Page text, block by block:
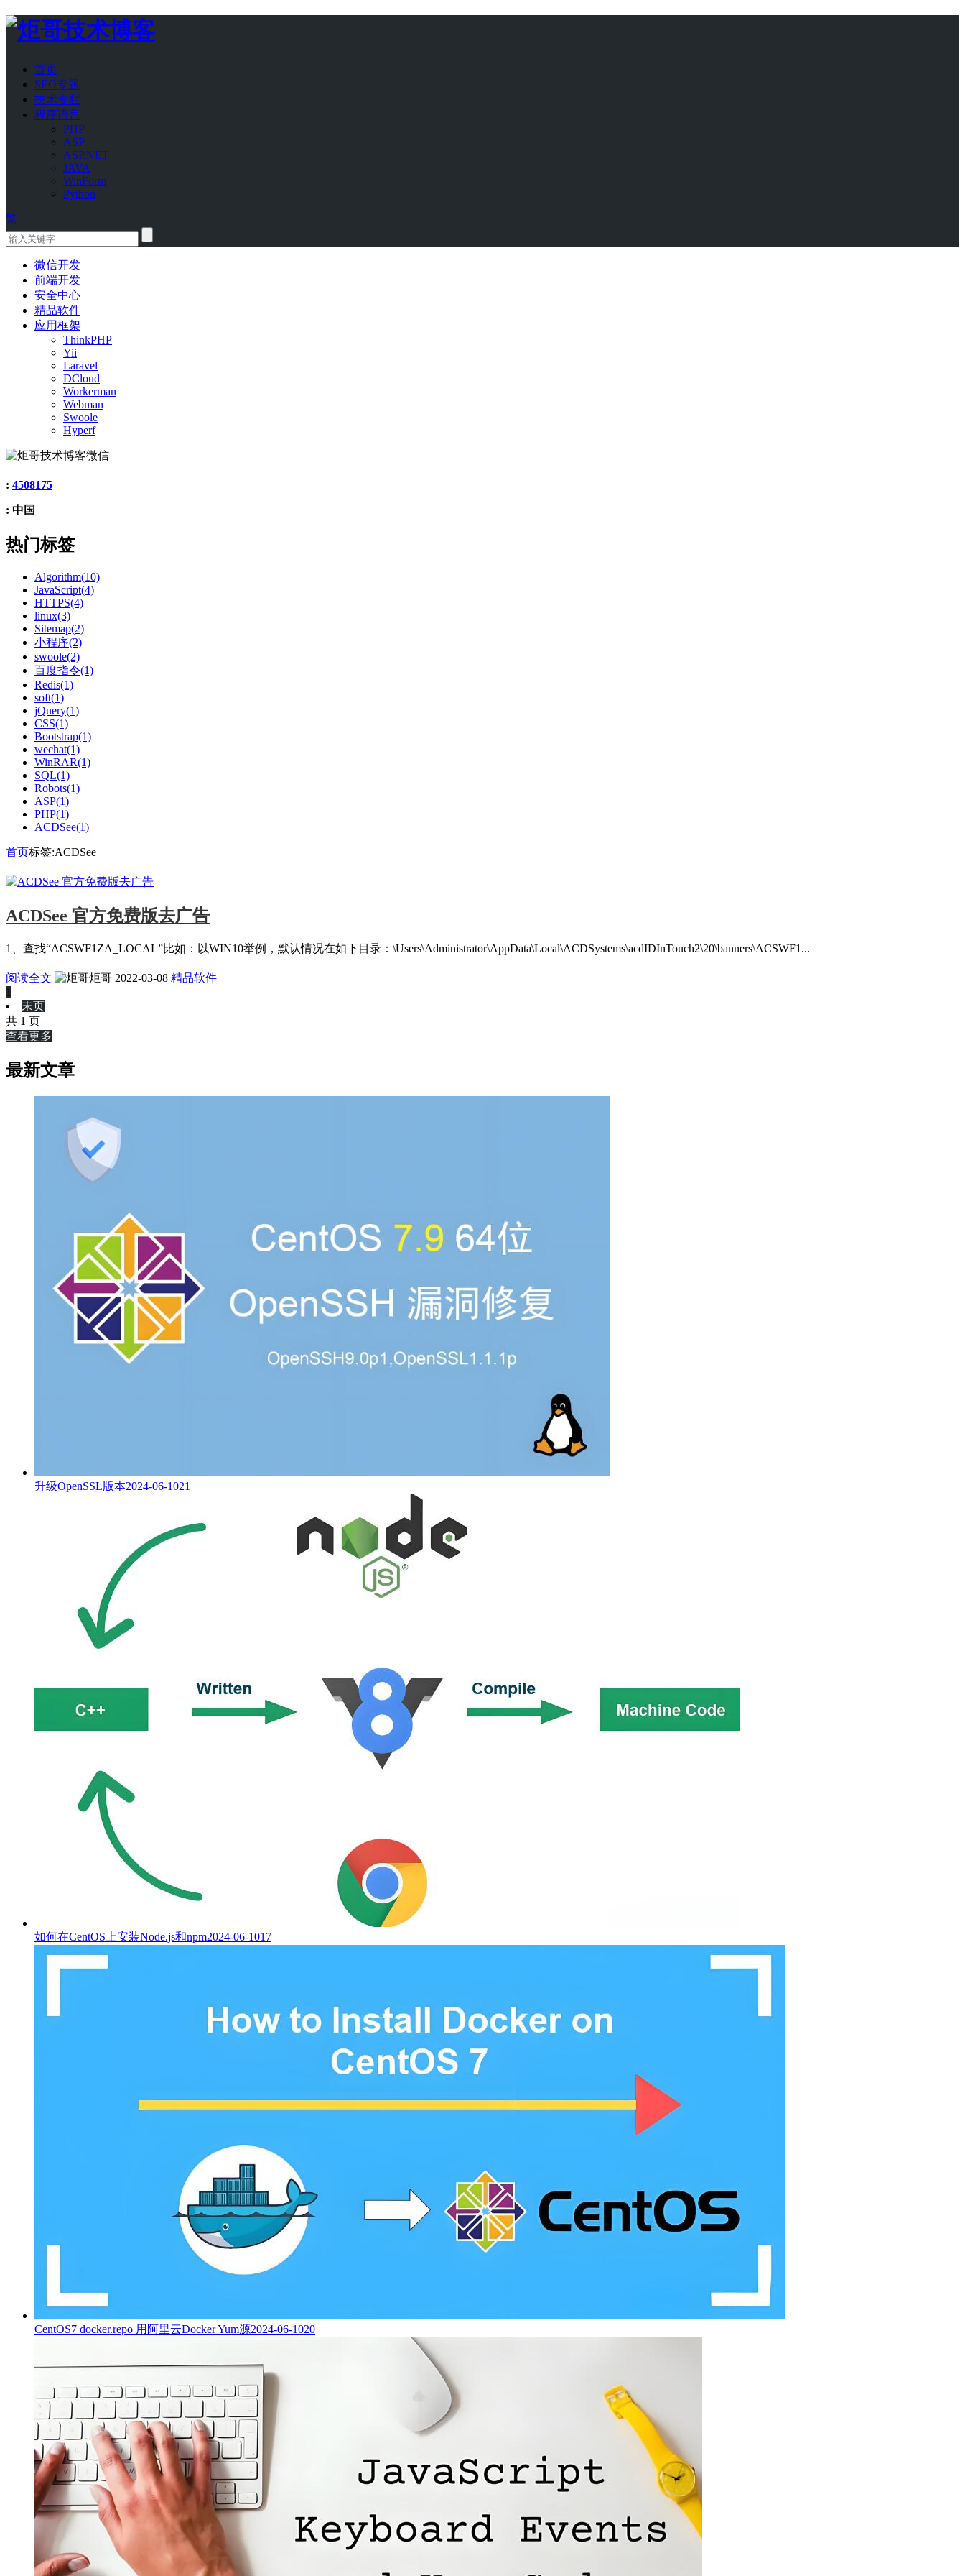
首页
SEO专题
技术专栏
程序语言
PHP
ASP
ASP.NET
JAVA
WinForm
Python
繁
微信开发
前端开发
安全中心
精品软件
应用框架
ThinkPHP
Yii
Laravel
DCloud
Workerman
Webman
Swoole
Hyperf
: 4508175
: 中国
热门标签
Algorithm(10)
JavaScript(4)
HTTPS(4)
linux(3)
Sitemap(2)
小程序(2)
swoole(2)
百度指令(1)
Redis(1)
soft(1)
jQuery(1)
CSS(1)
Bootstrap(1)
wechat(1)
WinRAR(1)
SQL(1)
Robots(1)
ASP(1)
PHP(1)
ACDSee(1)
首页标签:ACDSee
ACDSee 官方免费版去广告
1、查找“ACSWF1ZA_LOCAL”比如：以WIN10举例，默认情况在如下目录：\Users\Administrator\AppData\Local\ACDSystems\acdIDInTouch2\20\banners\ACSWF1...
阅读全文 炬哥 2022-03-08 精品软件
1
末页
共 1 页
查看更多
最新文章
升级OpenSSL版本2024-06-1021
如何在CentOS上安装Node.js和npm2024-06-1017
CentOS7 docker.repo 用阿里云Docker Yum源2024-06-1020